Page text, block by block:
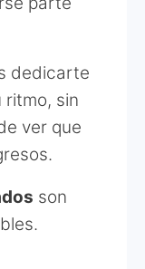
dedicarte
ritmo, sin
ver que
son